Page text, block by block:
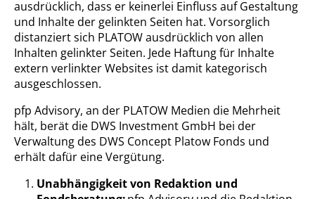
ausdrücklich, dass er keinerlei Einfluss auf Gestaltung
und Inhalte der gelinkten Seiten hat. Vorsorglich
distanziert sich PLATOW ausdrücklich von allen
Inhalten gelinkter Seiten. Jede Haftung für Inhalte
extern verlinkter Websites ist damit kategorisch
ausgeschlossen.
pfp Advisory, an der PLATOW Medien die Mehrheit
hält, berät die DWS Investment GmbH bei der
Verwaltung des DWS Concept Platow Fonds und
erhält dafür eine Vergütung.
Unabhängigkeit von Redaktion und